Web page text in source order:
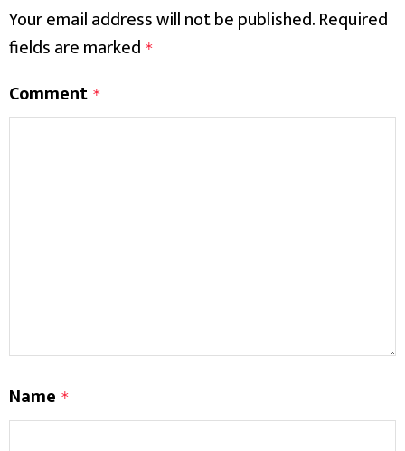
Your email address will not be published.Required
fields are marked *
Comment *
Name *